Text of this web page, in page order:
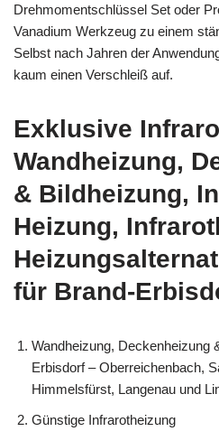
Drehmomentschlüssel Set oder
Vanadium Werkzeug zu einem
Selbst nach Jahren der
kaum einen Verschleiß auf.
Exklusive
Wandheizung,
& Bildheizung,
Heizung,
für Brand-
Wandheizung, Deckenheizung
Erbisdorf – Oberreichenbach,
Himmelsfürst, Langenau und
Günstige Infrarotheizung